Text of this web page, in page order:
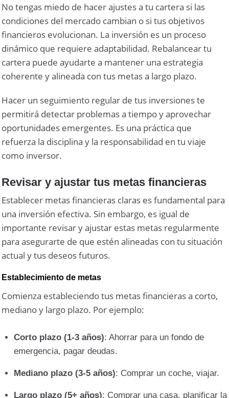
No tengas miedo de hacer ajustes a tu cartera si las
condiciones del mercado cambian o si tus objetivos
financieros evolucionan. La inversión es un proceso
dinámico que requiere adaptabilidad. Rebalancear tu
cartera puede ayudarte a mantener una estrategia
coherente y alineada con tus metas a largo plazo.
Hacer un seguimiento regular de tus inversiones te
permitirá detectar problemas a tiempo y aprovechar
oportunidades emergentes. Es una práctica que
refuerza la disciplina y la responsabilidad en tu viaje
como inversor.
Revisar y ajustar tus metas financieras
Establecer metas financieras claras es fundamental para
una inversión efectiva. Sin embargo, es igual de
importante revisar y ajustar estas metas regularmente
para asegurarte de que estén alineadas con tu situación
actual y tus deseos futuros.
Establecimiento de metas
Comienza estableciendo tus metas financieras a corto,
mediano y largo plazo. Por ejemplo:
Corto plazo (1-3 años): Ahorrar para un fondo de
emergencia, pagar deudas.
Mediano plazo (3-5 años): Comprar un coche, viajar.
Largo plazo (5+ años): Comprar una casa, planificar la